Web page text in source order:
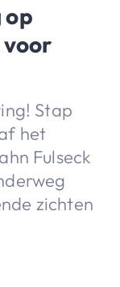
op
Stap
het
Fulseck
zichten